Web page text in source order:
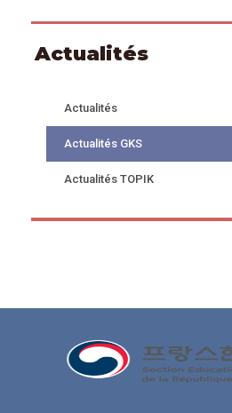
Actualités
Actualités
Actualités GKS
Actualités TOPIK